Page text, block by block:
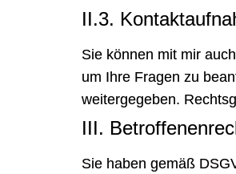
II.3.
Sie können mit mir
um Ihre Fragen zu
weitergegeben.
III.
Sie haben gemäß